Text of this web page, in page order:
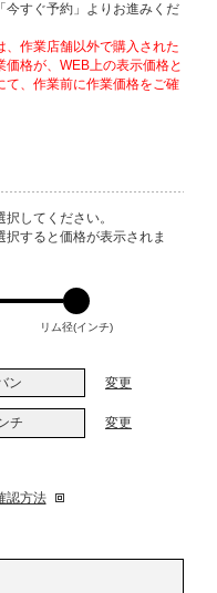
今すぐ予約」よりお進みくだ
作業店舗以外で購入された
格が、WEB上の表示価格と
て、作業前に作業価格をご確
してください。
すると価格が表示されま
リム径(インチ)
ン 変更
チ 変更
認方法